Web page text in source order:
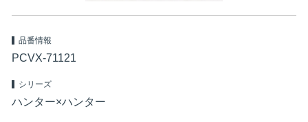
品番情報
PCVX-71121
シリーズ
ハンター×ハンター